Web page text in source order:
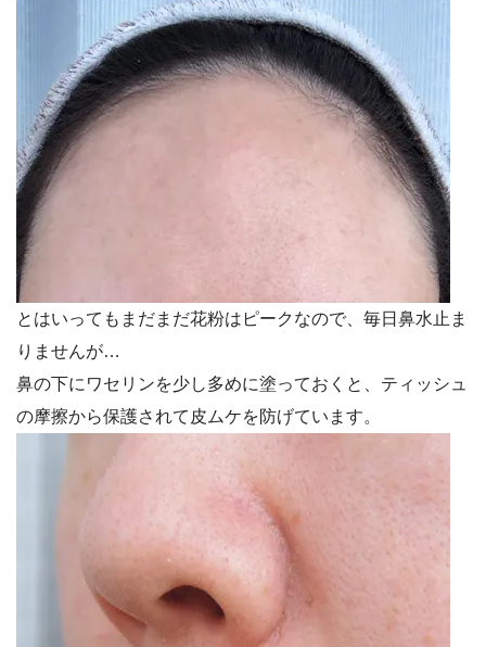
とはいってもまだまだ花粉はピークなので、毎日鼻水止ま
りませんが…
鼻の下にワセリンを少し多めに塗っておくと、ティッシュ
の摩擦から保護されて皮ムケを防げています。